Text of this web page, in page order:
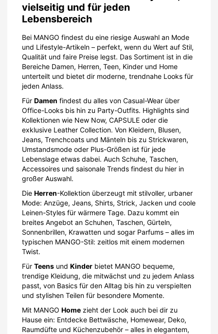
vielseitig und für jeden
Lebensbereich
Bei MANGO findest du eine riesige Auswahl an Mode
und Lifestyle-Artikeln – perfekt, wenn du Wert auf Stil,
Qualität und faire Preise legst. Das Sortiment ist in die
Bereiche Damen, Herren, Teen, Kinder und Home
unterteilt und bietet dir moderne, trendnahe Looks für
jeden Anlass.
Für Damen findest du alles von Casual-Wear über
Office-Looks bis hin zu Party-Outfits. Highlights sind
Kollektionen wie New Now, CAPSULE oder die
exklusive Leather Collection. Von Kleidern, Blusen,
Jeans, Trenchcoats und Mänteln bis zu Strickwaren,
Umstandsmode oder Plus-Größen ist für jede
Lebenslage etwas dabei. Auch Schuhe, Taschen,
Accessoires und saisonale Trends findest du hier in
großer Auswahl.
Die Herren-Kollektion überzeugt mit stilvoller, urbaner
Mode: Anzüge, Jeans, Shirts, Strick, Jacken und coole
Leinen-Styles für wärmere Tage. Dazu kommt ein
breites Angebot an Schuhen, Taschen, Gürteln,
Sonnenbrillen, Krawatten und sogar Parfums – alles im
typischen MANGO-Stil: zeitlos mit einem modernen
Twist.
Für Teens und Kinder bietet MANGO bequeme,
trendige Kleidung, die mitwächst und zu jedem Anlass
passt, von Basics für den Alltag bis hin zu verspielten
und stylishen Teilen für besondere Momente.
Mit MANGO Home zieht der Look auch bei dir zu
Hause ein: Entdecke Bettwäsche, Homewear, Deko,
Raumdüfte und Küchenzubehör – alles in elegantem,